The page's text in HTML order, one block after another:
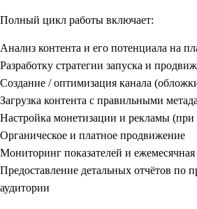
Полный цикл работы включает:
Анализ контента и его потенциала на
Разработку стратегии запуска и
Создание / оптимизация канала
Загрузка контента с правильными
Настройка монетизации и рекламы (при
Органическое и платное продвижение
Мониторинг показателей и ежемесячная
Предоставление детальных отчётов по
аудитории